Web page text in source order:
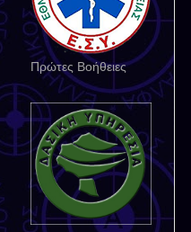
Πρώτες Βοήθειες